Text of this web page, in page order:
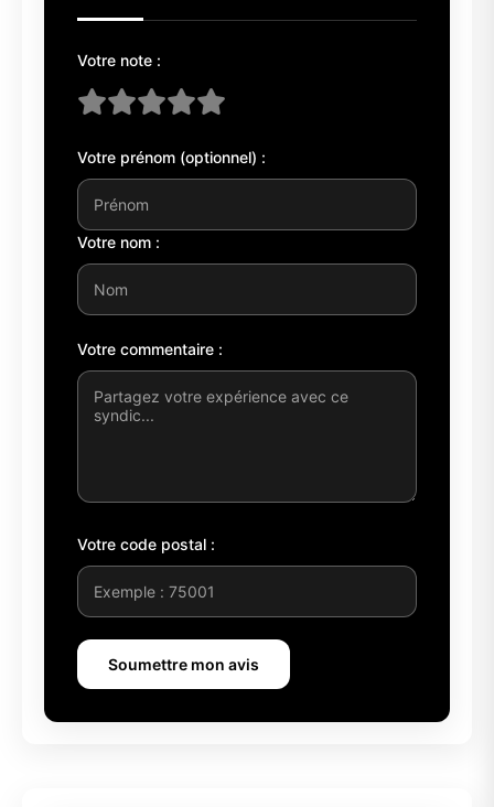
Votre note :
Votre prénom (optionnel) :
Votre nom :
Votre commentaire :
Votre code postal :
Soumettre mon avis